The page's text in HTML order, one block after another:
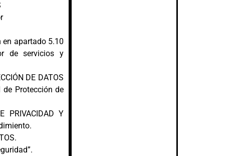
en apartado 5.10
de servicios y
DE DATOS
de Protección de
PRIVACIDAD Y